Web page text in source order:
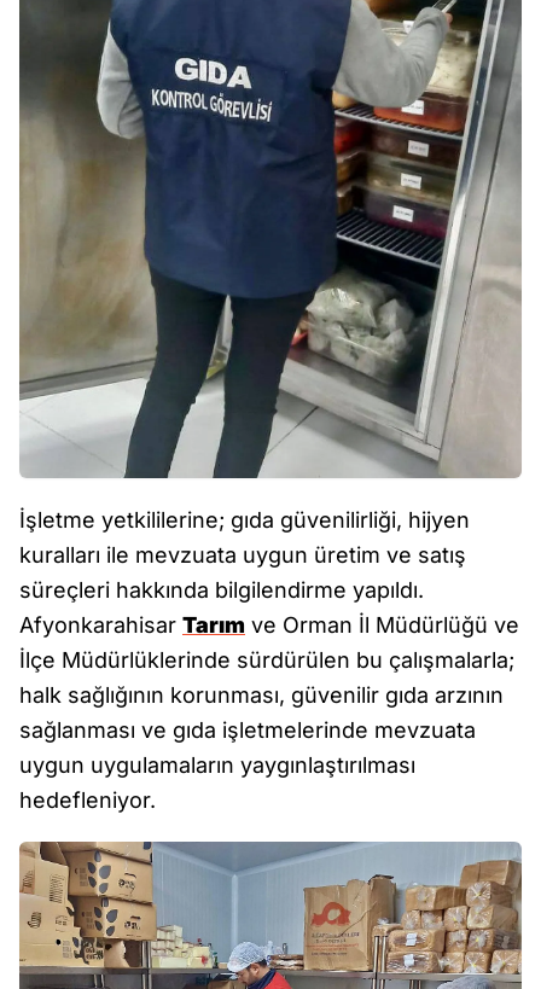
İşletme yetkililerine; gıda güvenilirliği, hijyen
kuralları ile mevzuata uygun üretim ve satış
süreçleri hakkında bilgilendirme yapıldı.
Afyonkarahisar Tarım ve Orman İl Müdürlüğü ve
İlçe Müdürlüklerinde sürdürülen bu çalışmalarla;
halk sağlığının korunması, güvenilir gıda arzının
sağlanması ve gıda işletmelerinde mevzuata
uygun uygulamaların yaygınlaştırılması
hedefleniyor.